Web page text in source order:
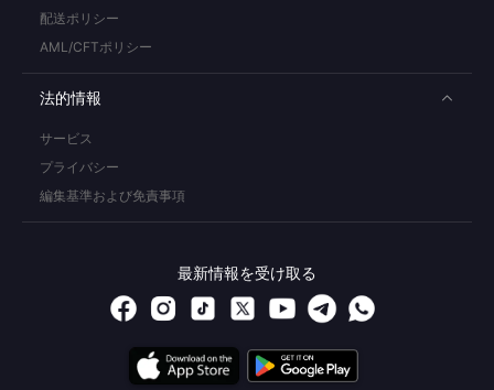
配送ポリシー
AML/CFTポリシー
法的情報
サービス
プライバシー
編集基準および免責事項
最新情報を受け取る